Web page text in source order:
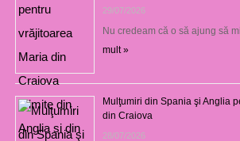
29/07/2026
Nu credeam că o să ajung să
mult »
Mulţumiri din Spania şi Anglia
din Craiova
28/07/2026